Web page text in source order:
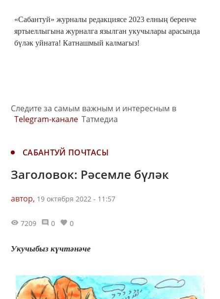
«Сабантуй» журналы редакциясе 2023 елның беренче
яртыеллыгына журналга язылган укучылары арасында
бүләк уйната! Катнашмый калмагыз!
Следите за самым важным и интересным в
Telegram-канале Татмедиа
САБАНТУЙ ПОЧТАСЫ
Заголовок: Рәсемле бүләк
автор, 19 октября 2022 - 11:57
7209 0 0
Укучыбыз күчтәнәче